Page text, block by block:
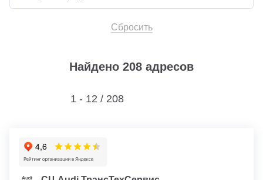
Сбросить
Найдено 208 адресов
1 - 12 / 208